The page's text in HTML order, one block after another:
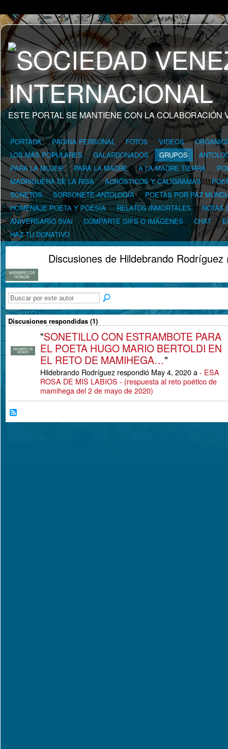
ESTE PORTAL SE MANTIENE CON LA COLABORACIÓN
PORTADA PÁGINA PERSONAL FOTOS VIDEOS
LOS MÁS POPULARES
GALARDONADOS GRUPOS
PARA LA MUJER
PARA LA MADRE A LA MADRE TIERRA
MADRIGUERA DE LA RISA
ACRÓSTICOS Y CALIGRAMAS
SONETOS
SORSONETE-ANTOLOGÍA
POETAS POR PAZ
HOMENAJE POETA Y POESÍA
RELATOS INMORTALES
NOTAS
ANIVERSARIO SVAI
COMPARTE GIFS O IMÁGENES CHAT
HAZ TU DONATIVO
MIEMBRO DE
HONOR
Discusiones de Hildebrando Rodríguez
Discusiones respondidas (1)
MIEMBRO DE
HONOR
"SONETILLO CON ESTRAMBOTE PARA
EL POETA HUGO MARIO BERTOLDI EN
EL RETO DE MAMIHEGA…"
Hildebrando Rodríguez respondió May 4, 2020 a - ESA
ROSA DE MIS LABIOS - (respuesta al reto poético de
mamihega del 2 de mayo de 2020)